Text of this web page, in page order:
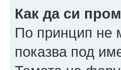
Как да си
По принцип не
показва под